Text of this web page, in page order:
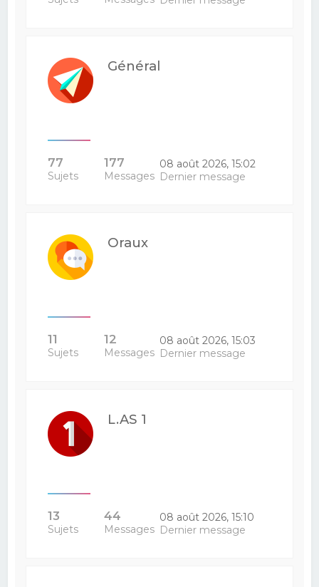
Général
77
Sujets
177
Messages
08 août 2026, 15:02
Dernier message
Oraux
11
Sujets
12
Messages
08 août 2026, 15:03
Dernier message
L.AS 1
13
Sujets
44
Messages
08 août 2026, 15:10
Dernier message